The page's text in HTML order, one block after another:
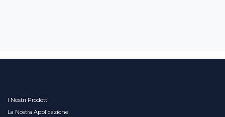
I Nostri Prodotti
La Nostra Applicazione